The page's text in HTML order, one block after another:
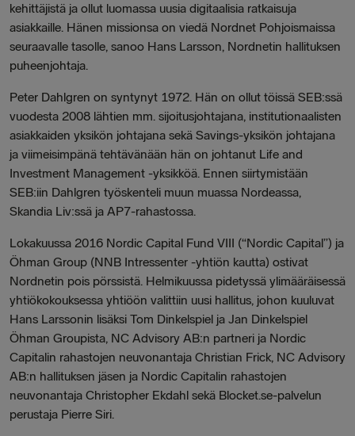
kehittäjistä ja ollut luomassa uusia digitaalisia ratkaisuja
asiakkaille. Hänen missionsa on viedä Nordnet Pohjoismaissa
seuraavalle tasolle, sanoo Hans Larsson, Nordnetin hallituksen
puheenjohtaja.
Peter Dahlgren on syntynyt 1972. Hän on ollut töissä SEB:ssä
vuodesta 2008 lähtien mm. sijoitusjohtajana, institutionaalisten
asiakkaiden yksikön johtajana sekä Savings-yksikön johtajana
ja viimeisimpänä tehtävänään hän on johtanut Life and
Investment Management -yksikköä. Ennen siirtymistään
SEB:iin Dahlgren työskenteli muun muassa Nordeassa,
Skandia Liv:ssä ja AP7-rahastossa.
Lokakuussa 2016 Nordic Capital Fund VIII (“Nordic Capital”) ja
Öhman Group (NNB Intressenter -yhtiön kautta) ostivat
Nordnetin pois pörssistä. Helmikuussa pidetyssä ylimääräisessä
yhtiökokouksessa yhtiöön valittiin uusi hallitus, johon kuuluvat
Hans Larssonin lisäksi Tom Dinkelspiel ja Jan Dinkelspiel
Öhman Groupista, NC Advisory AB:n partneri ja Nordic
Capitalin rahastojen neuvonantaja Christian Frick, NC Advisory
AB:n hallituksen jäsen ja Nordic Capitalin rahastojen
neuvonantaja Christopher Ekdahl sekä Blocket.se-palvelun
perustaja Pierre Siri.